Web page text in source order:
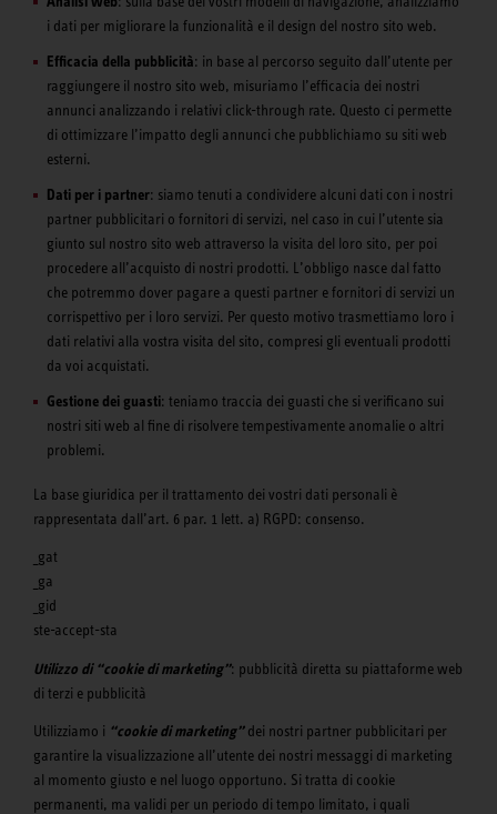
i dati per migliorare la funzionalità e il design del nostro sito web.
Efficacia della pubblicità: in base al percorso seguito dall’utente per
raggiungere il nostro sito web, misuriamo l’efficacia dei nostri
annunci analizzando i relativi click-through rate. Questo ci permette
di ottimizzare l’impatto degli annunci che pubblichiamo su siti web
esterni.
Dati per i partner: siamo tenuti a condividere alcuni dati con i nostri
partner pubblicitari o fornitori di servizi, nel caso in cui l’utente sia
giunto sul nostro sito web attraverso la visita del loro sito, per poi
procedere all’acquisto di nostri prodotti. L’obbligo nasce dal fatto
che potremmo dover pagare a questi partner e fornitori di servizi un
corrispettivo per i loro servizi. Per questo motivo trasmettiamo loro i
dati relativi alla vostra visita del sito, compresi gli eventuali prodotti
da voi acquistati.
Gestione dei guasti: teniamo traccia dei guasti che si verificano sui
nostri siti web al fine di risolvere tempestivamente anomalie o altri
problemi.
La base giuridica per il trattamento dei vostri dati personali è
rappresentata dall’art. 6 par. 1 lett. a) RGPD: consenso.
_gat
_ga
_gid
ste-accept-sta
Utilizzo di “cookie di marketing”: pubblicità diretta su piattaforme web
di terzi e pubblicità
Utilizziamo i “cookie di marketing”dei nostri partner pubblicitari per
garantire la visualizzazione all’utente dei nostri messaggi di marketing
al momento giusto e nel luogo opportuno. Si tratta di cookie
permanenti, ma validi per un periodo di tempo limitato, i quali